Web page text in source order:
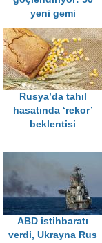
yeni gemi
Rusya’da tahıl
hasatında ‘rekor’
beklentisi
ABD istihbaratı
verdi, Ukrayna Rus